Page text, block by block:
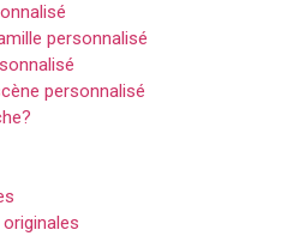
personnalisé
personnalisé